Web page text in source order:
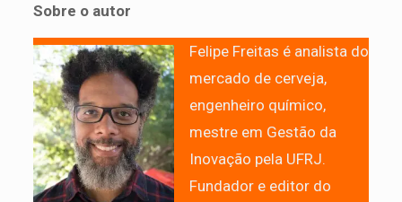
Sobre o autor
Felipe Freitas é analista do
mercado de cerveja,
engenheiro químico,
mestre em Gestão da
Inovação pela UFRJ.
Fundador e editor do